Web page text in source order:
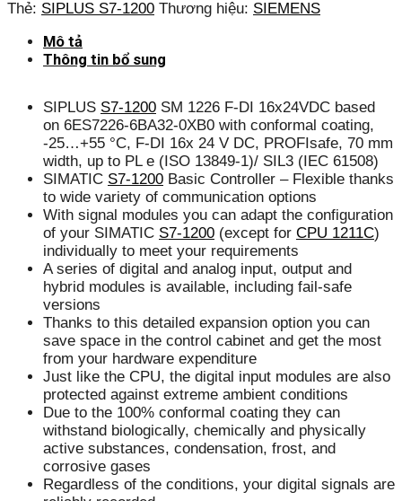
Thẻ: SIPLUS S7-1200 Thương hiệu: SIEMENS
Mô tả
Thông tin bổ sung
SIPLUS S7-1200 SM 1226 F-DI 16x24VDC based
on 6ES7226-6BA32-0XB0 with conformal coating,
-25…+55 °C, F-DI 16x 24 V DC, PROFIsafe, 70 mm
width, up to PL e (ISO 13849-1)/ SIL3 (IEC 61508)
SIMATIC S7-1200 Basic Controller – Flexible thanks
to wide variety of communication options
With signal modules you can adapt the configuration
of your SIMATIC S7-1200 (except for CPU 1211C)
individually to meet your requirements
A series of digital and analog input, output and
hybrid modules is available, including fail-safe
versions
Thanks to this detailed expansion option you can
save space in the control cabinet and get the most
from your hardware expenditure
Just like the CPU, the digital input modules are also
protected against extreme ambient conditions
Due to the 100% conformal coating they can
withstand biologically, chemically and physically
active substances, condensation, frost, and
corrosive gases
Regardless of the conditions, your digital signals are